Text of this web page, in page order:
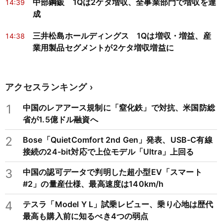
14:39
中部鋼鈑 1Qは2ケタ増収、全事業部門で増収を達
成
14:38
三井松島ホールディングス 1Qは増収・増益、産
業用製品セグメントが2ケタ増収増益に
アクセスランキング
1
中国のレアアース規制に「窒化鉄」で対抗、米国防総
省が1.5億ドル融資へ
2
Bose「QuietComfort 2nd Gen」発表、USB-C有線
接続の24-bit対応で上位モデル「Ultra」上回る
3
中国の認可データで判明した超小型EV「スマート
#2」の量産仕様、最高速度は140km/h
4
テスラ「Model Y L」試乗レビュー、乗り心地は歴代
最高も購入前に知るべき4つの弱点